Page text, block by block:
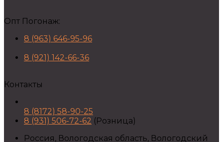
Опт Погонаж:
8 (963) 646-95-96
8 (921) 142-66-36
Контакты
8 (8172) 58-90-25
8 (931) 506-72-62 (Розница)
Россия, Вологодская область, Вологодский